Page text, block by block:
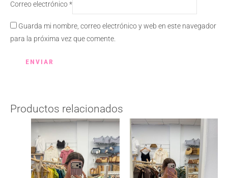
Correo electrónico*
Guarda mi nombre, correo electrónico y web en este navegador
para la próxima vez que comente.
Productos relacionados